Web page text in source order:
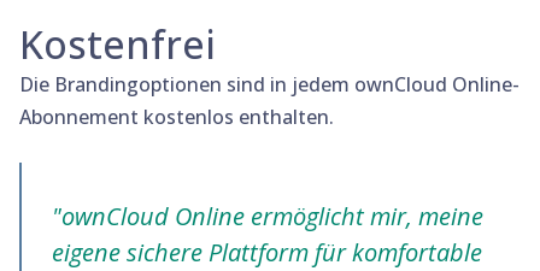
Kostenfrei
Die Brandingoptionen sind in jedem ownCloud Online-
Abonnement kostenlos enthalten.
"ownCloud Online ermöglicht mir, meine
eigene sichere Plattform für komfortable